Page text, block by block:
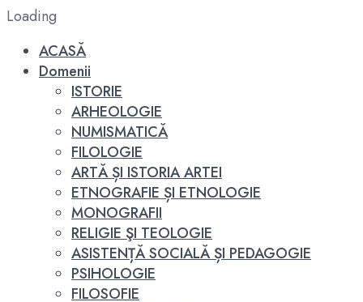
Loading
ACASĂ
Domenii
ISTORIE
ARHEOLOGIE
NUMISMATICĂ
FILOLOGIE
ARTĂ ȘI ISTORIA ARTEI
ETNOGRAFIE ȘI ETNOLOGIE
MONOGRAFII
RELIGIE ŞI TEOLOGIE
ASISTENȚĂ SOCIALĂ ȘI PEDAGOGIE
PSIHOLOGIE
FILOSOFIE